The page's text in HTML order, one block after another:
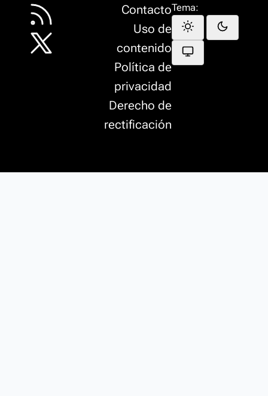
Contacto
Uso de
contenido
Política de
privacidad
Derecho de
rectificación
Tema: